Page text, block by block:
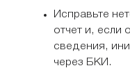
Исправьте
отчет и, если
сведения,
через БКИ.